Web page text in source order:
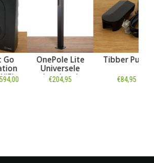
OnePole Lite
Universele
Laadpaal
€204,95
Tibber Pulse